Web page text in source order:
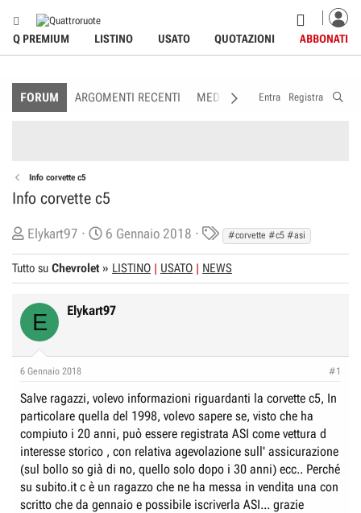
Q PREMIUM LISTINO USATO QUOTAZIONI ABBONATI
FORUM ARGOMENTI RECENTI MEDIA MEMBRI
Entra Registra
Info corvette c5
Info corvette c5
C
r
e
t
e
i
s
c
u
s
s
Elykart97
D
a
t
d
z
i
6 Gennaio 2018
T
a
g
#corvette #c5 #asi
Tutto su Chevrolet» LISTINO USATO NEWS
E Elykart97
6 Gennaio 2018 #1
Salve ragazzi, volevo informazioni riguardanti la corvette c5, In
particolare quella del 1998, volevo sapere se, visto che ha
compiuto i 20 anni, può essere registrata ASI come vettura d
interesse storico , con relativa agevolazione sull' assicurazione
(sul bollo so già di no, quello solo dopo i 30 anni) ecc.. Perché
su subito.it c è un ragazzo che ne ha messa in vendita una con
scritto che da gennaio e possibile iscriverla ASI... grazie